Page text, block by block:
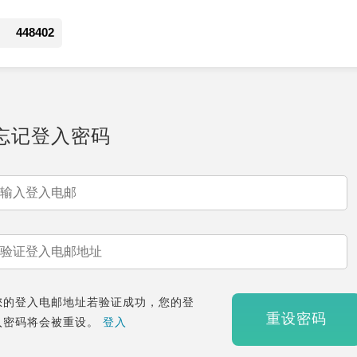
448402
记登入密码
的登入电邮地址若验证成功，您的登
密码将会被重设。 登入 重设密码